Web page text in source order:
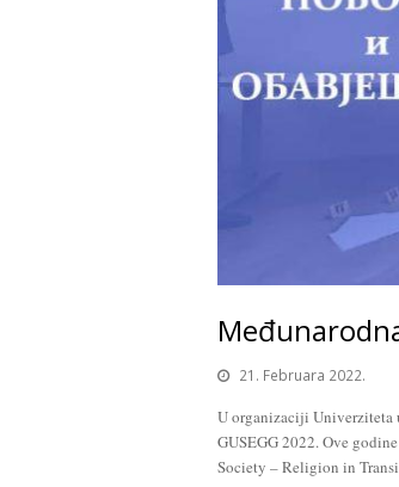
21. Februara 2022.
U organizaciji Univerziteta
GUSEGG 2022. Ove
Society – Religion in